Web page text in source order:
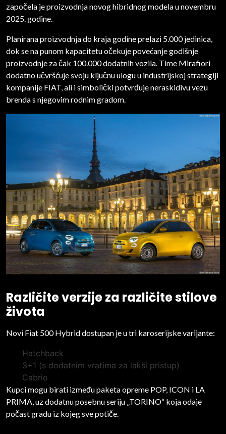
započela je proizvodnja novog hibridnog modela u novembru
2025. godine.
Planirana proizvodnja do kraja godine prelazi 5.000 jedinica,
dok se na punom kapacitetu očekuje povećanje godišnje
proizvodnje za čak 100.000 dodatnih vozila. Time Mirafiori
dodatno učvršćuje svoju ključnu ulogu u industrijskoj strategiji
kompanije FIAT, ali i simbolički potvrđuje neraskidivu vezu
brenda s njegovim rodnim gradom.
Različite verzije za različite stilove
života
Novi Fiat 500 Hybrid dostupan je u tri karoserijske varijante:
Hatchback
3+1 (s dodatnim vratima za lakši pristup)
Cabrio
Kupci mogu birati između paketa opreme POP, ICON i LA
PRIMA, uz dodatnu posebnu seriju „TORINO“ koja odaje
počast gradu iz kojeg sve potiče.